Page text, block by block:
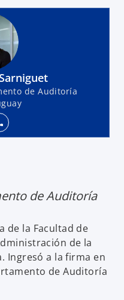
de Auditoría
de Auditoría
de la Facultad de
de la
Ingresó a la firma en
de Auditoría